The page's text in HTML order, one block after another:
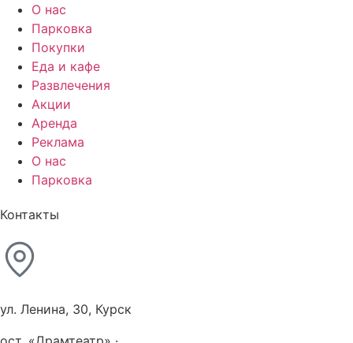
О нас
Парковка
Покупки
Еда и кафе
Развлечения
Акции
Аренда
Реклама
О нас
Парковка
Контакты
ул. Ленина, 30, Курск